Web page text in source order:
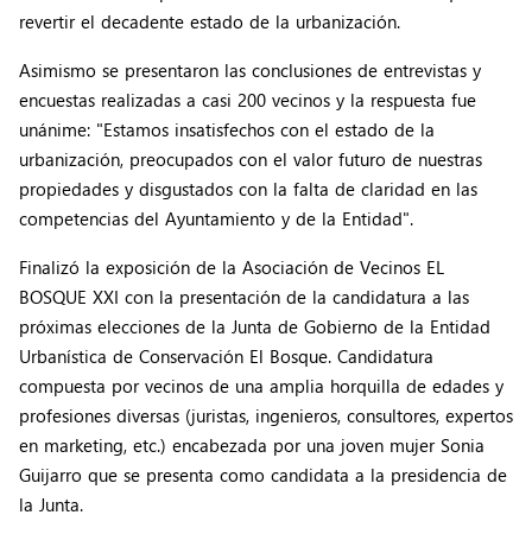
revertir el decadente estado de la urbanización.
Asimismo se presentaron las conclusiones de entrevistas y
encuestas realizadas a casi 200 vecinos y la respuesta fue
unánime: "Estamos insatisfechos con el estado de la
urbanización, preocupados con el valor futuro de nuestras
propiedades y disgustados con la falta de claridad en las
competencias del Ayuntamiento y de la Entidad".
Finalizó la exposición de la Asociación de Vecinos EL
BOSQUE XXI con la presentación de la candidatura a las
próximas elecciones de la Junta de Gobierno de la Entidad
Urbanística de Conservación El Bosque. Candidatura
compuesta por vecinos de una amplia horquilla de edades y
profesiones diversas (juristas, ingenieros, consultores, expertos
en marketing, etc.) encabezada por una joven mujer Sonia
Guijarro que se presenta como candidata a la presidencia de
la Junta.